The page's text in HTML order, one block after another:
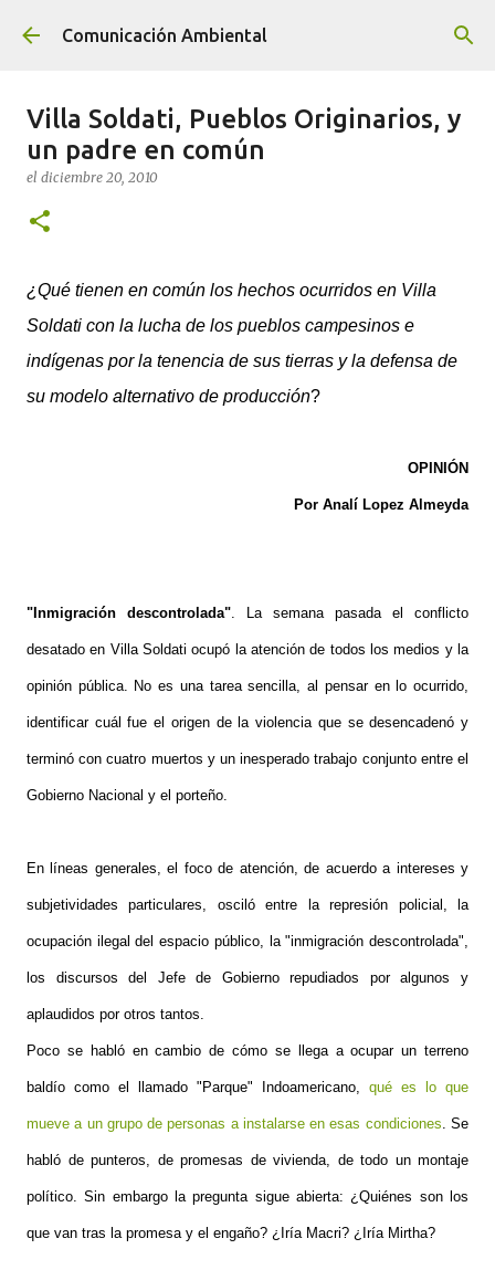
Ir al contenido principal
Comunicación Ambiental
Villa Soldati, Pueblos Originarios, y
un padre en común
el diciembre 20, 2010
¿Qué tienen en común los hechos ocurridos en Villa
Soldati con la lucha de los pueblos campesinos e
indígenas por la tenencia de sus tierras y la defensa de
su modelo alternativo de producción?
OPINIÓN
Por Analí Lopez Almeyda
"Inmigración descontrolada". La semana pasada el conflicto
desatado en Villa Soldati ocupó la atención de todos los medios y la
opinión pública. No es una tarea sencilla, al pensar en lo ocurrido,
identificar cuál fue el origen de la violencia que se desencadenó y
terminó con cuatro muertos y un inesperado trabajo conjunto entre el
Gobierno Nacional y el porteño.
En líneas generales, el foco de atención, de acuerdo a intereses y
subjetividades particulares, osciló entre la represión policial, la
ocupación ilegal del espacio público, la "inmigración descontrolada",
los discursos del Jefe de Gobierno repudiados por algunos y
aplaudidos por otros tantos.
Poco se habló en cambio de cómo se llega a ocupar un terreno
baldío como el llamado "Parque" Indoamericano, qué es lo que
mueve a un grupo de personas a instalarse en esas condiciones. Se
habló de punteros, de promesas de vivienda, de todo un montaje
político. Sin embargo la pregunta sigue abierta: ¿Quiénes son los
que van tras la promesa y el engaño? ¿Iría Macri? ¿Iría Mirtha?